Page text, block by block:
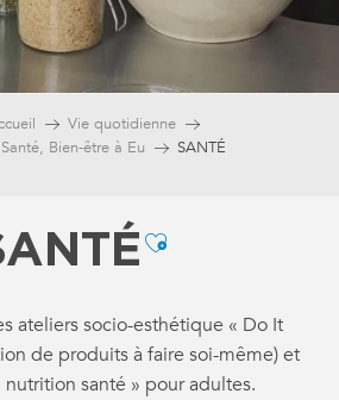
Vie quotidienne
Bien-être à Eu
SANTÉ
Ajouter aux
ateliers socio-esthétique « Do It
de produits à faire soi-même) et
nutrition santé » pour adultes.